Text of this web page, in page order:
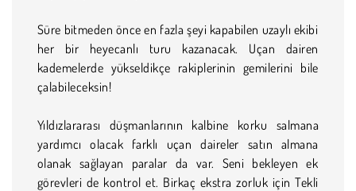
Süre bitmeden önce en fazla şeyi kapabilen uzaylı ekibi
her bir heyecanlı turu kazanacak. Uçan dairen
kademelerde yükseldikçe rakiplerinin gemilerini bile
çalabileceksin!
Yıldızlararası düşmanlarının kalbine korku salmana
yardımcı olacak farklı uçan daireler satın almana
olanak sağlayan paralar da var. Seni bekleyen ek
görevleri de kontrol et. Birkaç ekstra zorluk için Tekli